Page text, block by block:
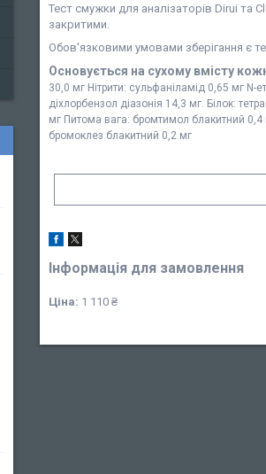
Тест смужки для аналізаторів Dirui та
закритими.
Обов'язковими умовами зберігання є
Основується на сухому вмісту
30,0 мг Нітрити: сульфаніламід 0,65 мг N-
діхлорбензол діазонія 14,3 мг. Білок:
мг Питома вага: бромтимол блакитний 0,4
бромоклез блакитний 0,2 мг
Інформація для замовлення
Ціна: 1 110 ₴